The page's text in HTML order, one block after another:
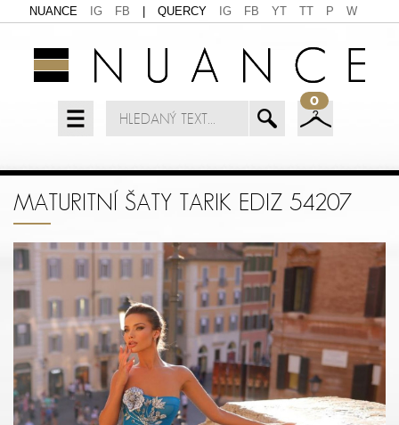
NUANCE IG FB QUERCY IG FB YT TT P W
0
MATURITNÍ ŠATY TARIK EDIZ 54207